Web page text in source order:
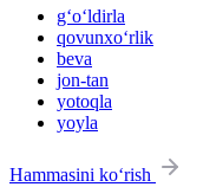
g‘o‘ldirla
qovunxo‘rlik
beva
jon-tan
yotoqla
yoyla
Hammasini ko‘rish